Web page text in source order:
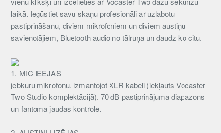
laikā. Iegūstiet savu skaņu profesionāli ar uzlabotu
pastiprināšanu, diviem mikrofoniem un diviem austiņu
savienotājiem, Bluetooth audio no tālruņa un daudz ko citu.
1. MIC IEEJAS
jebkuru mikrofonu, izmantojot XLR kabeli (iekļauts Vocaster
Two Studio komplektācijā). 70 dB pastiprinājuma diapazons
un fantoma jaudas kontrole.